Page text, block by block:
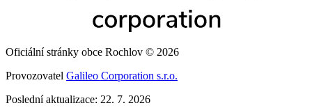
Oficiální stránky obce Rochlov © 2026
Provozovatel Galileo Corporation s.r.o.
Poslední aktualizace: 22. 7. 2026